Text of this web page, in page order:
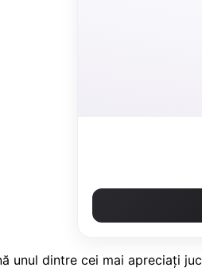
unul dintre cei mai apreciaţi